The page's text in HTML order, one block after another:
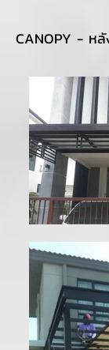
CANOPY - หลั